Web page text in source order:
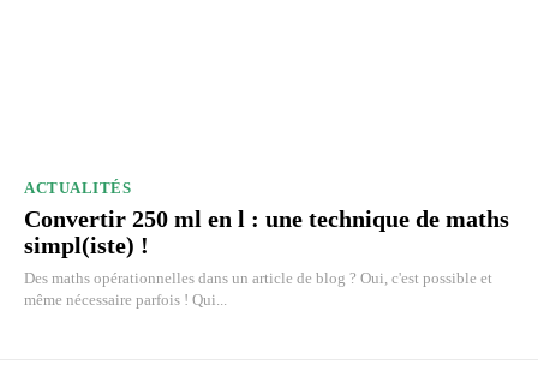
ACTUALITÉS
Convertir 250 ml en l : une technique de maths
simpl(iste) !
Des maths opérationnelles dans un article de blog ? Oui, c'est possible et
même nécessaire parfois ! Qui...